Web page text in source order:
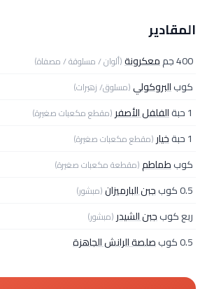
المقادير
400 جم معكرونة(ألوان / مسلوقة / مصفاة)
كوبالبروكولي (مسلوق/ زهيرات)
1 حبة الفلفل الأصفر (مقطع مكعبات صغيرة)
1 حبة خيار (مقطع مكعبات صغيرة)
كوبطماطم(مقطعة مكعبات صغيرة)
0.5 كوب جبن البارميزان(مبشور)
ربع كوبجبن الشيدر (مبشور)
0.5 كوب صلصة الرانش الجاهزة